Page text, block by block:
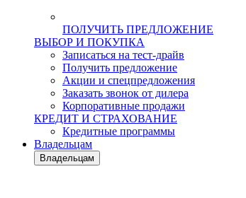
ПОЛУЧИТЬ ПРЕДЛОЖЕНИЕ
ВЫБОР И ПОКУПКА
Записаться на тест-драйв
Получить предложение
Акции и спецпредложения
Заказать звонок от дилера
Корпоративные продажи
КРЕДИТ И СТРАХОВАНИЕ
Кредитные программы
Владельцам
Владельцам